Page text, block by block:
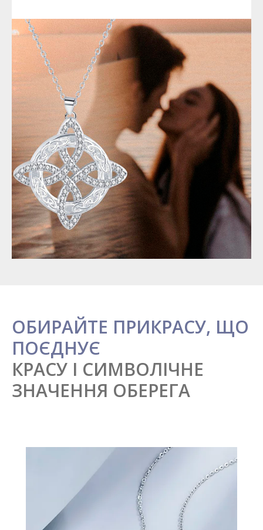
ОБИРАЙТЕ ПРИКРАСУ, ЩО
ПОЄДНУЄ
КРАСУ І СИМВОЛІЧНЕ
ЗНАЧЕННЯ ОБЕРЕГА